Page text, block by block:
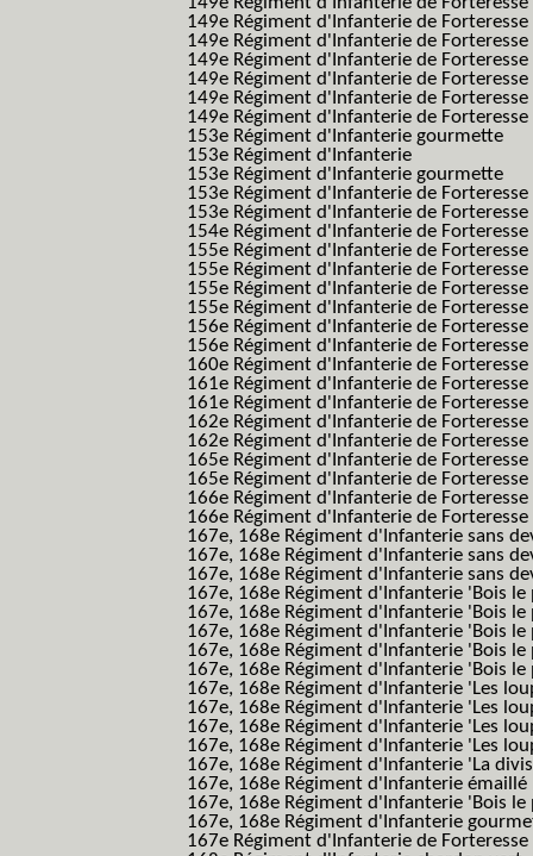
149e Régiment d'Infanterie de
149e Régiment d'Infanterie de
149e Régiment d'Infanterie de
149e Régiment d'Infanterie de
149e Régiment d'Infanterie de
149e Régiment d'Infanterie de
153e Régiment d'Infanterie gourmette
153e Régiment d'Infanterie
153e Régiment d'Infanterie gourmette
153e Régiment d'Infanterie de
153e Régiment d'Infanterie de
154e Régiment d'Infanterie de Forteresse
155e Régiment d'Infanterie de
155e Régiment d'Infanterie de
155e Régiment d'Infanterie de
155e Régiment d'Infanterie de
156e Régiment d'Infanterie de Forteresse
156e Régiment d'Infanterie de
160e Régiment d'Infanterie de
161e Régiment d'Infanterie de Forteresse
161e Régiment d'Infanterie de
162e Régiment d'Infanterie de Forteresse
162e Régiment d'Infanterie de
165e Régiment d'Infanterie de Forteresse
165e Régiment d'Infanterie de Forteresse
166e Régiment d'Infanterie de Forteresse
166e Régiment d'Infanterie de Forteresse
167e, 168e Régiment d'Infanterie sans
167e, 168e Régiment d'Infanterie sans
167e, 168e Régiment d'Infanterie sans
167e, 168e Régiment d'Infanterie 'Bois
167e, 168e Régiment d'Infanterie 'Bois
167e, 168e Régiment d'Infanterie 'Bois
167e, 168e Régiment d'Infanterie 'Bois
167e, 168e Régiment d'Infanterie 'Bois
167e, 168e Régiment d'Infanterie 'Les
167e, 168e Régiment d'Infanterie 'Les
167e, 168e Régiment d'Infanterie 'Les
167e, 168e Régiment d'Infanterie 'Les
167e, 168e Régiment d'Infanterie 'La
167e, 168e Régiment d'Infanterie émaillé
167e, 168e Régiment d'Infanterie 'Bois
167e, 168e Régiment d'Infanterie
167e Régiment d'Infanterie de